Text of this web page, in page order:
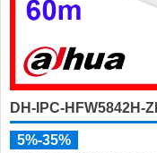
DH-IPC-HFW5842H-
5%-35%